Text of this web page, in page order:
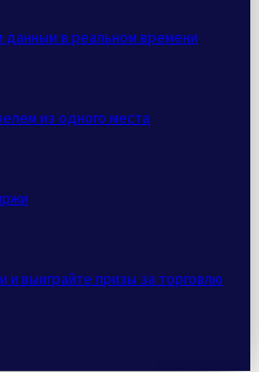
в реальном времени
из одного места
выиграйте призы за торговлю